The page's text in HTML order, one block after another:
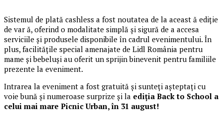
Sistemul de plată cashless a fost noutatea de la aceast ă ediție
de var ă, oferind o modalitate simplă și sigură de a accesa
serviciile și produsele disponibile în cadrul evenimentului. În
plus, facilitățile special amenajate de Lidl România pentru
mame și bebeluși au oferit un sprijin binevenit pentru familiile
prezente la eveniment.
Intrarea la eveniment a fost gratuită și sunteți așteptați cu
voie bună și numeroase surprize și la ediția Back to School a
celui mai mare Picnic Urban, în 31 august!